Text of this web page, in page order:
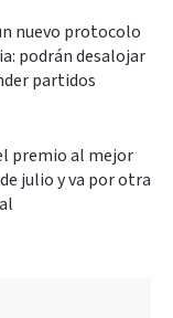
nuevo protocolo
podrán desalojar
partidos
premio al mejor
julio y va por otra